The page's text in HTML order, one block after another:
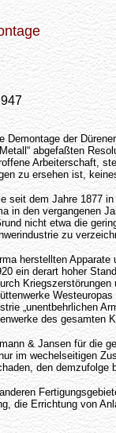
Demontage der
abgefaßten
Arbeiterschaft,
zu ersehen ist,
seit dem Jahre 1877
in den vergangenen
nicht etwa die
zu
herstellten
ein derart hoher
„unentbehrlichen
des
& Jansen für die
im wechelseitigen
den
die Errichtung von